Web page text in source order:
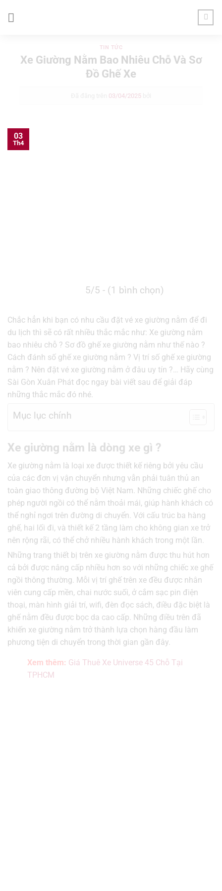
TIN TỨC
Xe Giường Nằm Bao Nhiêu Chỗ Và Sơ
Đồ Ghế Xe
03/04/2025
03
Th4
5/5 - (1 bình chọn)
Chắc hẳn khi bạn có nhu cầu đặt vé xe giường nằm để đi
du lịch thì sẽ có rất nhiều thắc mắc như: Xe giường nằm
bao nhiêu chỗ ? Sơ đồ ghế xe giường nằm như thế nào ?
Cách đánh số ghế xe giường nằm ? Vị trí số ghế xe giường
nằm ? Nên đặt vé xe giường nằm ở đâu uy tín ?… Hãy cùng
Sài Gòn Xuân Phát đọc ngay bài viết sau để giải đáp
những thắc mắc đó nhé.
Mục lục chính
Xe giường nằm là dòng xe gì ?
Xe giường nằm là loại xe được thiết kế riêng bởi yêu cầu
của các đơn vị vận chuyển nhưng vẫn phải tuân thủ an
toàn giao thông đường bộ Việt Nam. Những chiếc ghế cho
phép người ngồi có thể nằm thoải mái, giúp hành khách có
thể nghỉ ngơi trên đường di chuyển. Với cấu trúc ba hàng
ghế, hai lối đi, và thiết kế 2 tầng làm cho không gian xe trở
nên rộng rãi, có thể chở nhiều hành khách trong một lần.
Những trang thiết bị trên xe giường nằm được thu hút hơn
cả bởi được nâng cấp nhiều hơn so với những chiếc xe ghế
ngồi thông thường. Mỗi vị trí ghế trên xe đều được nhân
viên cung cấp mền, chai nước suối, ở cắm sạc pin điện
thoại, màn hình giải trí, wifi, đèn đọc sách, điều đặc biệt là
ghế nằm đều được bọc da cao cấp. Những điều trên đã
khiến xe giường nằm trở thành lựa chọn hàng đầu làm
phương tiện di chuyển trong thời gian gần đây.
Xem thêm: Giá Thuê Xe Universe 45 Chỗ Tại
TPHCM